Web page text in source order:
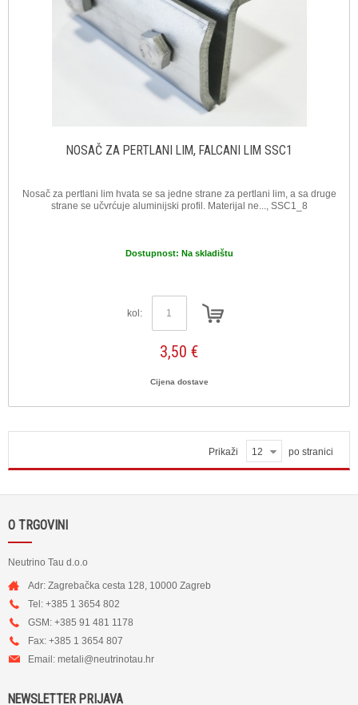
NOSAČ ZA PERTLANI LIM, FALCANI LIM SSC1
Nosač za pertlani lim hvata se sa jedne strane za pertlani lim, a sa druge
strane se učvrćuje aluminijski profil. Materijal ne..., SSC1_8
Dostupnost: Na skladištu
kol:
3,50 €
Cijena dostave
Prikaži 12 po stranici
O TRGOVINI
Neutrino Tau d.o.o
Adr: Zagrebačka cesta 128, 10000 Zagreb
Tel: +385 1 3654 802
GSM: +385 91 481 1178
Fax: +385 1 3654 807
Email: metali@neutrinotau.hr
NEWSLETTER PRIJAVA